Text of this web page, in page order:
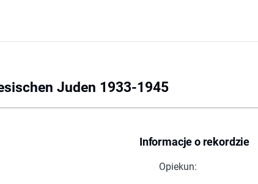
Juden 1933-1945
Informacje o rekordzie
Opiekun: